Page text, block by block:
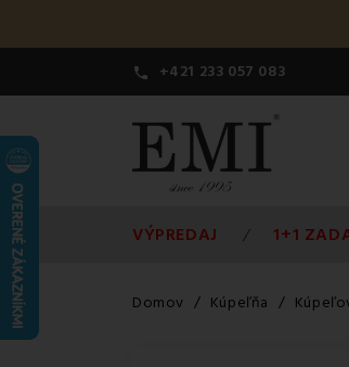
 +421 233 057 083
VÝPREDAJ 1+1
Domov Kúpeľňa